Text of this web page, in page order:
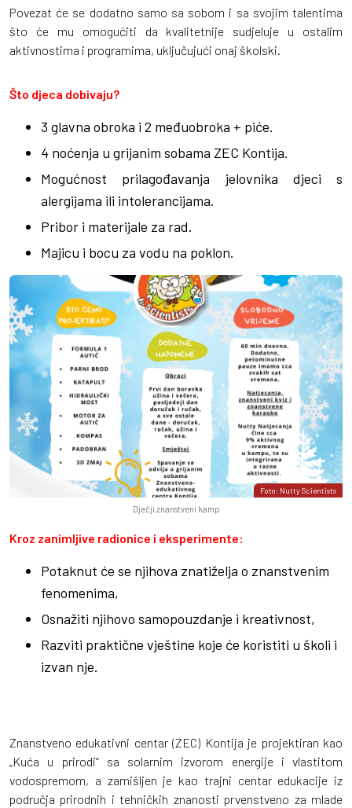
Povezat će se dodatno samo sa sobom i sa svojim talentima
što će mu omogućiti da kvalitetnije sudjeluje u ostalim
aktivnostima i programima, uključujući onaj školski.
Što djeca dobivaju?
3 glavna obroka i 2 međuobroka + piće.
4 noćenja u grijanim sobama ZEC Kontija.
Mogućnost prilagođavanja jelovnika djeci s
alergijama ili intolerancijama.
Pribor i materijale za rad.
Majicu i bocu za vodu na poklon.
Foto: Nutty Scientists
Dječji znanstveni kamp
Kroz zanimljive radionice i eksperimente:
Potaknut će se njihova znatiželja o znanstvenim
fenomenima,
Osnažiti njihovo samopouzdanje i kreativnost,
Razviti praktične vještine koje će koristiti u školi i
izvan nje.
Znanstveno edukativni centar (ZEC) Kontija je projektiran kao
„Kuća u prirodi“ sa solarnim izvorom energije i vlastitom
vodospremom, a zamišljen je kao trajni centar edukacije iz
područja prirodnih i tehničkih znanosti prvenstveno za mlade